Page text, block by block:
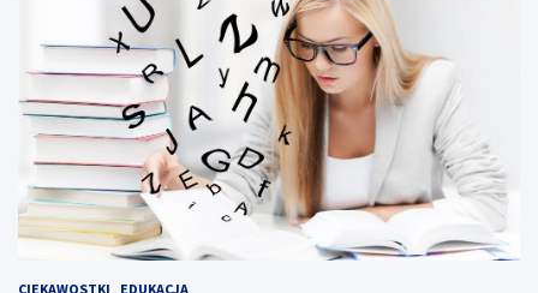
CIEKAWOSTKI EDUKACJA